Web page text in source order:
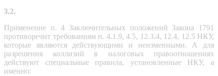
3.2.
Применение п. 4 Заключительных положений Закона 1791
противоречит требованиям п. 4.1.9, 4.5, 12.3.4, 12.4, 12.5 НКУ,
которые являются действующими и неизменными. А для
разрешения коллизий в налоговых правоотношениях
действуют специальные правила, установленные НКУ, а
именно: